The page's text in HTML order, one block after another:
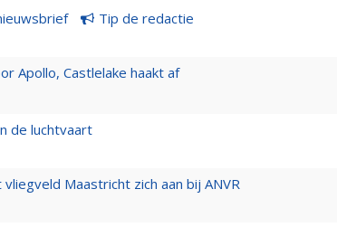
Tip de redactie
Apollo, Castlelake haakt af
de luchtvaart
Maastricht zich aan bij ANVR